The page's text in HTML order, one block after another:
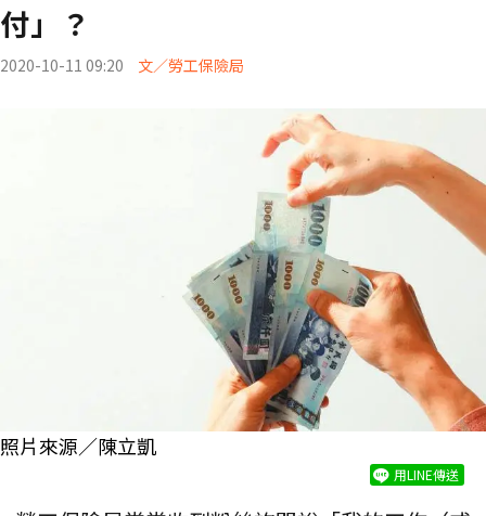
付」？
2020-10-11 09:20 文／勞工保險局
照片來源／陳立凱
用LINE傳送